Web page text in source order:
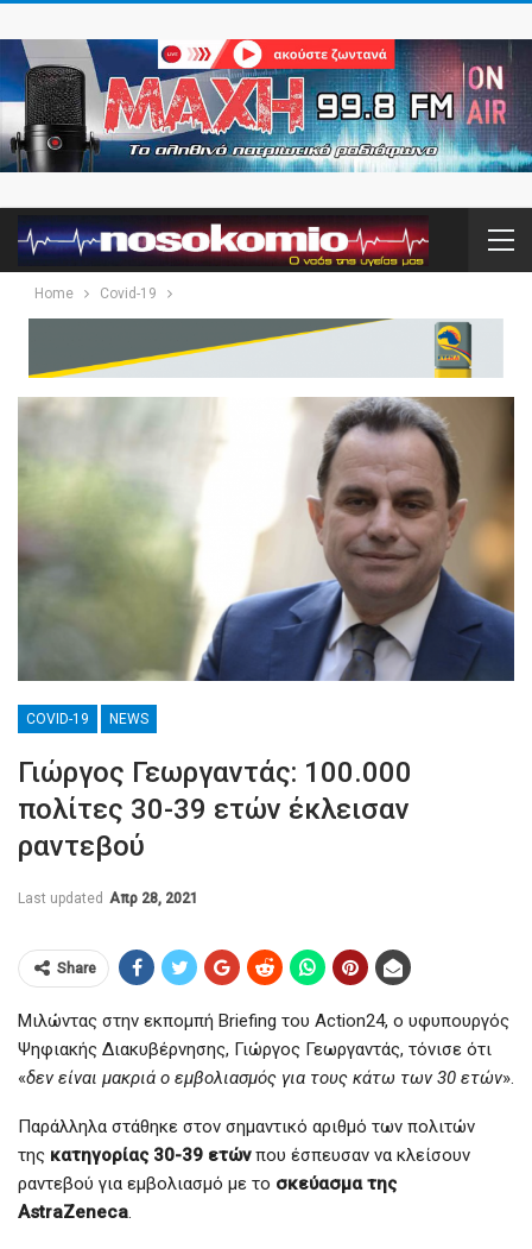
Home Covid-19
COVID-19 NEWS
Γιώργος Γεωργαντάς: 100.000
πολίτες 30-39 ετών έκλεισαν
ραντεβού
Last updated Απρ 28, 2021
Share
Μιλώντας στην εκπομπή Briefing του Action24, ο υφυπουργός
Ψηφιακής Διακυβέρνησης, Γιώργος Γεωργαντάς, τόνισε ότι
«δεν είναι μακριά ο εμβολιασμός για τους κάτω των 30 ετών».
Παράλληλα στάθηκε στον σημαντικό αριθμό των πολιτών
της κατηγορίας 30-39 ετώνπου έσπευσαν να κλείσουν
ραντεβού για εμβολιασμό με το σκεύασμα της
AstraZeneca.